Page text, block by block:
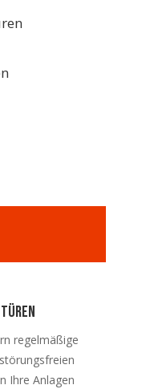
regelmäßige
Ihre Anlagen